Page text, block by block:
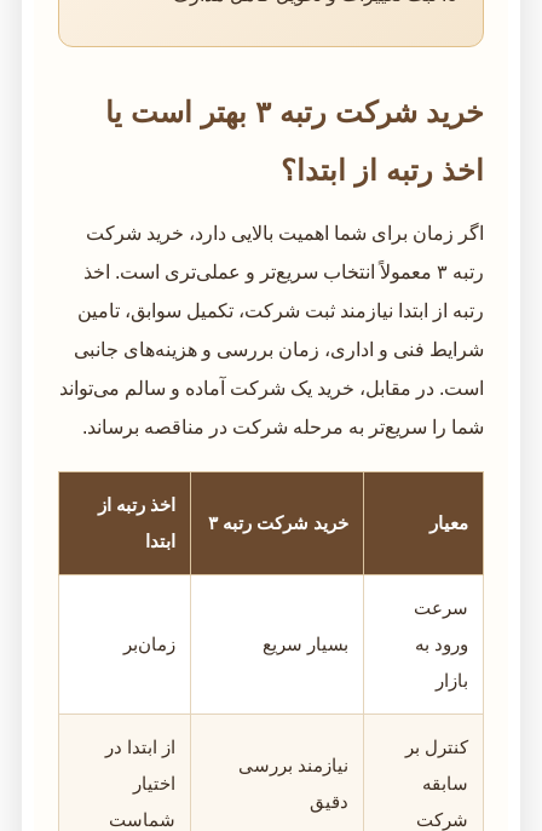
خرید شرکت رتبه ۳ بهتر است یا
اخذ رتبه از ابتدا؟
اگر زمان برای شما اهمیت بالایی دارد، خرید شرکت
رتبه ۳ معمولاً انتخاب سریع‌تر و عملی‌تری است. اخذ
رتبه از ابتدا نیازمند ثبت شرکت، تکمیل سوابق، تامین
شرایط فنی و اداری، زمان بررسی و هزینه‌های جانبی
است. در مقابل، خرید یک شرکت آماده و سالم می‌تواند
شما را سریع‌تر به مرحله شرکت در مناقصه برساند.
معیار خرید شرکت رتبه ۳
اخذ رتبه از
ابتدا
سرعت
ورود به
بازار
بسیار سریع زمان‌بر
کنترل بر
سابقه
شرکت
نیازمند بررسی
دقیق
از ابتدا در
اختیار
شماست